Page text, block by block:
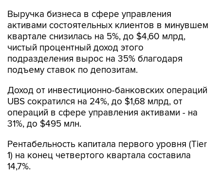
Выручка бизнеса в сфере управления
активами состоятельных клиентов в минувшем
квартале снизилась на 5%, до $4,60 млрд,
чистый процентный доход этого
подразделения вырос на 35% благодаря
подъему ставок по депозитам.
Доход от инвестиционно-банковских операций
UBS сократился на 24%, до $1,68 млрд, от
операций в сфере управления активами - на
31%, до $495 млн.
Рентабельность капитала первого уровня (Tier
1) на конец четвертого квартала составила
14,7%.